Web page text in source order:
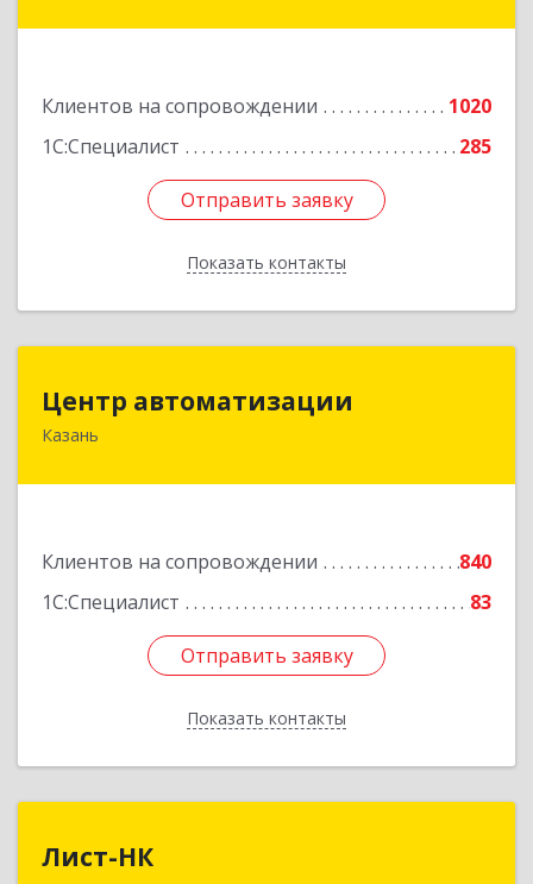
Клиентов на сопровождении
1020
1С:Специалист
285
Отправить заявку
Показать контакты
Отправить заявку
Назад
Центр автоматизации
Казань
Клиентов на сопровождении
840
1С:Специалист
83
Отправить заявку
Показать контакты
420133, Татарстан Респ, Казань г, Ямашева пр-
Отправить заявку
Назад
Лист-НК